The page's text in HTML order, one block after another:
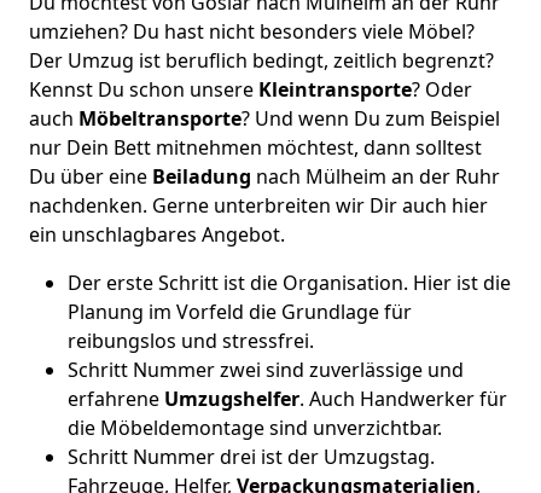
umziehen? Du hast nicht besonders viele Möbel?
Der Umzug ist beruflich bedingt, zeitlich begrenzt?
Kennst Du schon unsere Kleintransporte? Oder
auch Möbeltransporte? Und wenn Du zum Beispiel
nur Dein Bett mitnehmen möchtest, dann solltest
Du über eine Beiladung nach Mülheim an der Ruhr
nachdenken. Gerne unterbreiten wir Dir auch hier
ein unschlagbares Angebot.
Der erste Schritt ist die Organisation. Hier ist die
Planung im Vorfeld die Grundlage für
reibungslos und stressfrei.
Schritt Nummer zwei sind zuverlässige und
erfahrene Umzugshelfer. Auch Handwerker für
die Möbeldemontage sind unverzichtbar.
Schritt Nummer drei ist der Umzugstag.
Fahrzeuge, Helfer, Verpackungsmaterialien,